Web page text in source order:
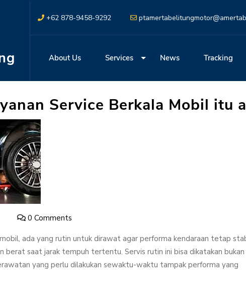
+62 878-9458-9292
About Us Services News Tracking
Service Berkala Mobil itu
0 Comments
ada yang rutin untuk dirawat agar performa kendaraan tetap
berat saat jarak tempuh tertentu. Servis rutin ini bisa dikatakan bukan
yang perlu dilakukan sewaktu-waktu tampak performa yang